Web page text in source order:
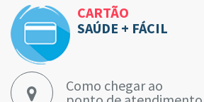
CARTÃO
SAÚDE + FÁCIL
Como chegar ao